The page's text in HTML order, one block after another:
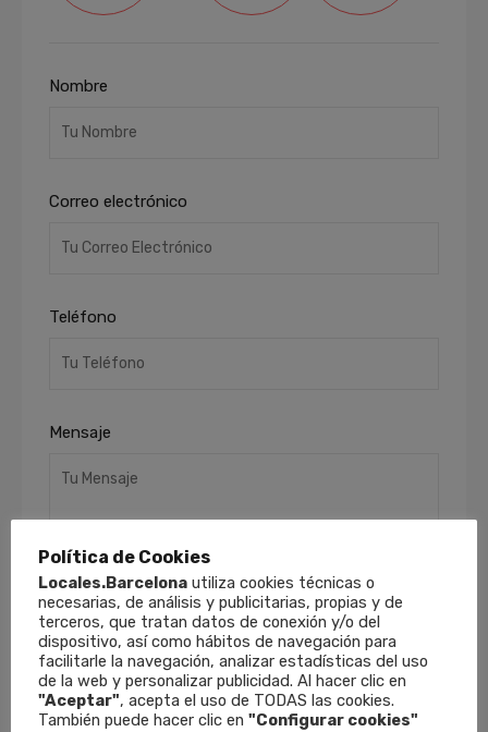
Nombre
Correo electrónico
Teléfono
Mensaje
He leído y acepto laPolítica de Privacidad
Finalidades: Responder a sus solicitudes y
remitirle información comercial de nuestros
productos y servicios, incluso por medios
electrónicos.Derechos
: Puede retirar su
Política de Cookies
Locales.Barcelona utiliza cookies técnicas o
necesarias, de análisis y publicitarias, propias y de
terceros, que tratan datos de conexión y/o del
dispositivo, así como hábitos de navegación para
facilitarle la navegación, analizar estadísticas del uso
de la web y personalizar publicidad. Al hacer clic en
"Aceptar", acepta el uso de TODAS las cookies.
También puede hacer clic en "Configurar cookies"